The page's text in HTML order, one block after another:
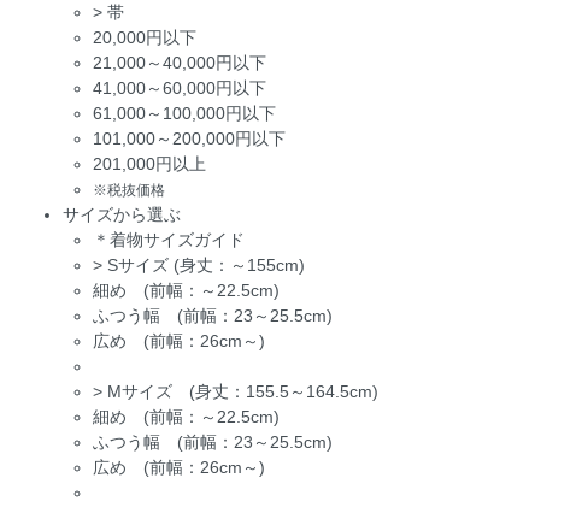
> 帯
20,000円以下
21,000～40,000円以下
41,000～60,000円以下
61,000～100,000円以下
101,000～200,000円以下
201,000円以上
※税抜価格
サイズから選ぶ
＊着物サイズガイド
> Sサイズ (身丈：～155cm)
細め (前幅：～22.5cm)
ふつう幅 (前幅：23～25.5cm)
広め (前幅：26cm～)
> Mサイズ (身丈：155.5～164.5cm)
細め (前幅：～22.5cm)
ふつう幅 (前幅：23～25.5cm)
広め (前幅：26cm～)